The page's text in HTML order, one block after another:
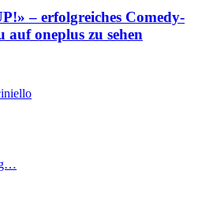
– erfolgreiches Comedy-
auf oneplus zu sehen